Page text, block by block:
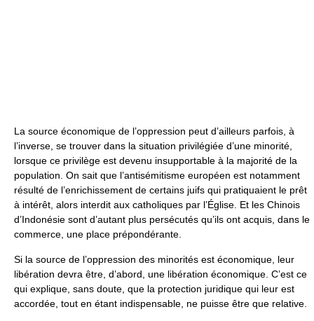
La source économique de l’oppression peut d’ailleurs parfois, à
l’inverse, se trouver dans la situation privilégiée d’une minorité,
lorsque ce privilège est devenu insupportable à la majorité de la
population. On sait que l’antisémitisme européen est notamment
résulté de l’enrichissement de certains juifs qui pratiquaient le prêt
à intérêt, alors interdit aux catholiques par l’Église. Et les Chinois
d’Indonésie sont d’autant plus persécutés qu’ils ont acquis, dans le
commerce, une place prépondérante.
Si la source de l’oppression des minorités est économique, leur
libération devra être, d’abord, une libération économique. C’est ce
qui explique, sans doute, que la protection juridique qui leur est
accordée, tout en étant indispensable, ne puisse être que relative.